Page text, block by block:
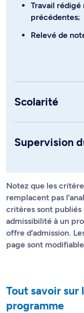
Travail rédigé
précédentes;
Relevé de
Scolarité
Supervision
Notez que les
remplacent pas
critères sont
admissibilité à un
offre d’admission.
page sont
Tout savoir sur
programme